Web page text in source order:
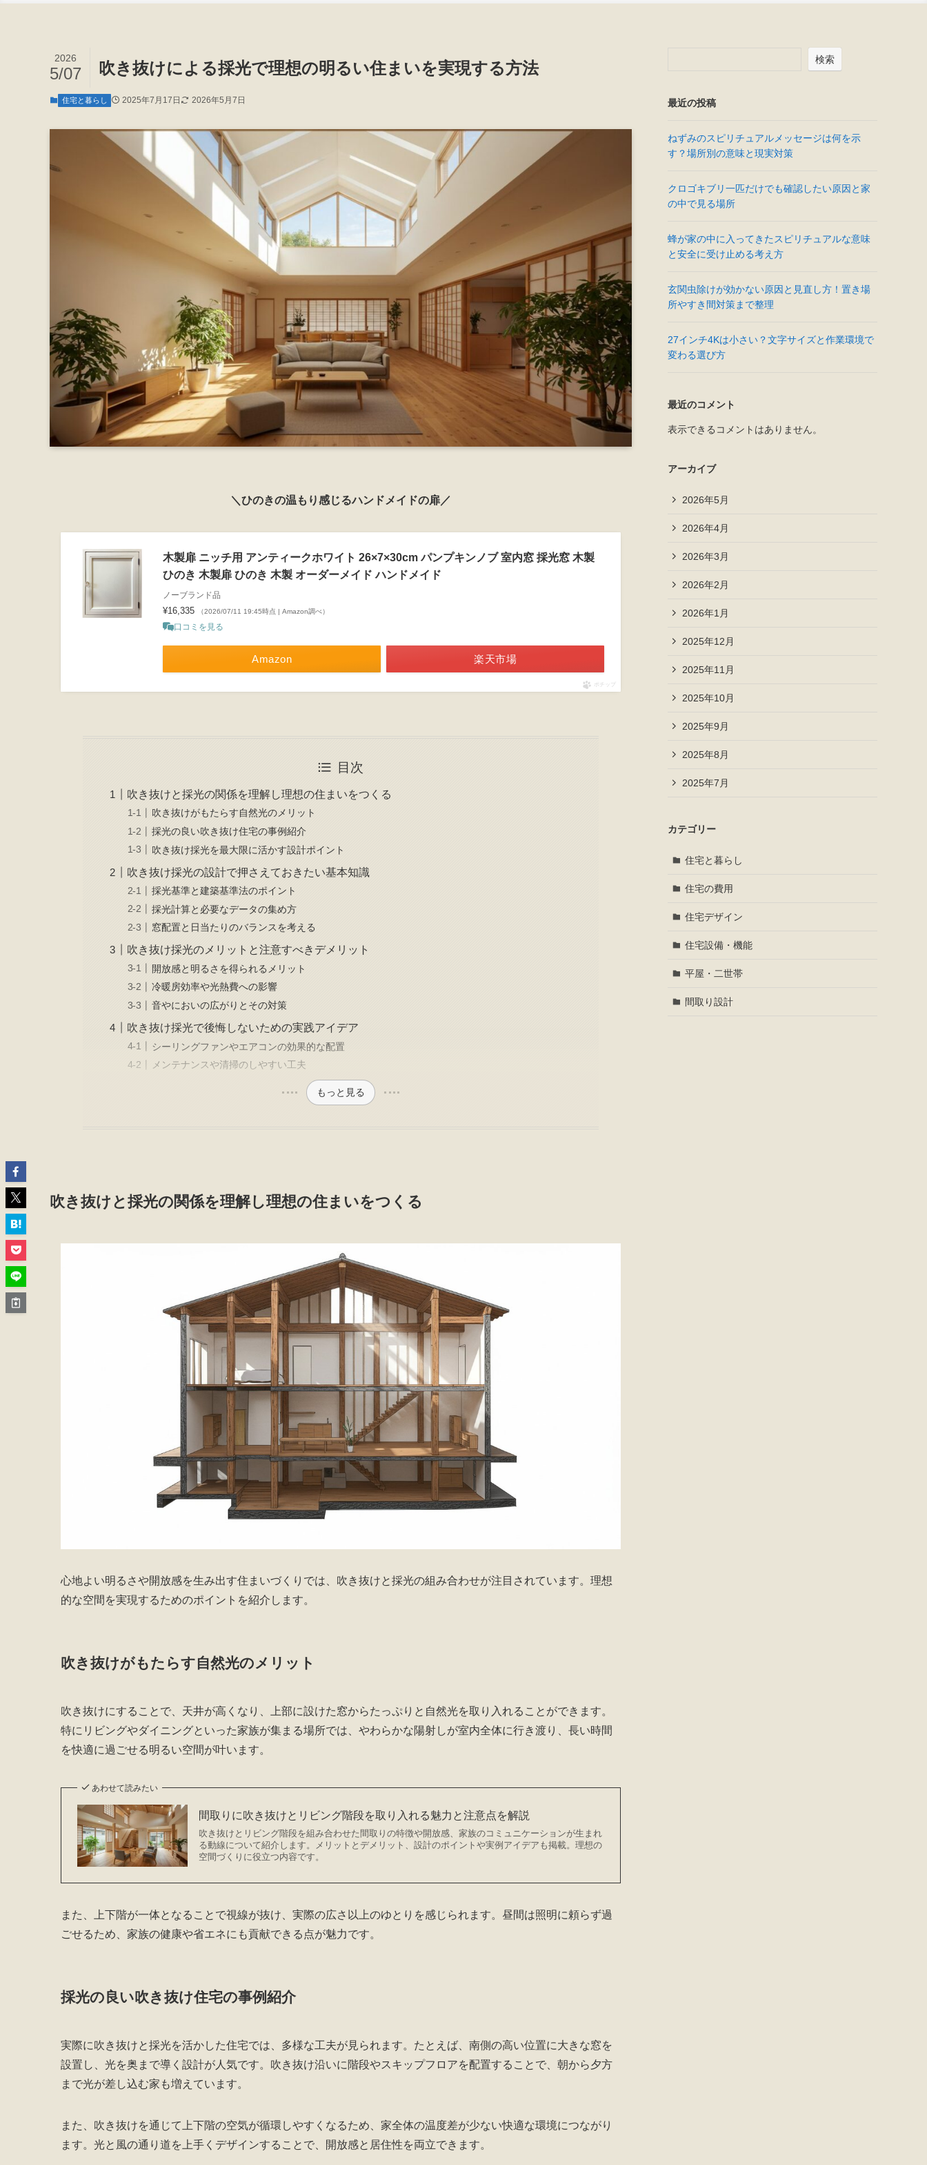
吹き抜けによる採光で理想の明るい住まいを実現する方法
2026
5/07
住宅と暮らし 2025年7月17日 2026年5月7日
＼ひのきの温もり感じるハンドメイドの扉／
木製扉 ニッチ用 アンティークホワイト 26×7×30cm パンプキンノブ 室内窓 採光窓 木製
ひのき 木製扉 ひのき 木製 オーダーメイド ハンドメイド
ノーブランド品
¥16,335 （2026/07/11 19:45時点 | Amazon調べ）
口コミを見る
Amazon 楽天市場
ポチップ
目次
吹き抜けと採光の関係を理解し理想の住まいをつくる
吹き抜けがもたらす自然光のメリット
採光の良い吹き抜け住宅の事例紹介
吹き抜け採光を最大限に活かす設計ポイント
吹き抜け採光の設計で押さえておきたい基本知識
採光基準と建築基準法のポイント
採光計算と必要なデータの集め方
窓配置と日当たりのバランスを考える
吹き抜け採光のメリットと注意すべきデメリット
開放感と明るさを得られるメリット
冷暖房効率や光熱費への影響
音やにおいの広がりとその対策
吹き抜け採光で後悔しないための実践アイデア
シーリングファンやエアコンの効果的な配置
メンテナンスや清掃のしやすい工夫
もっと見る
吹き抜けと採光の関係を理解し理想の住まいをつくる
心地よい明るさや開放感を生み出す住まいづくりでは、吹き抜けと採光の組み合わせが注目されています。理想
的な空間を実現するためのポイントを紹介します。
吹き抜けがもたらす自然光のメリット
吹き抜けにすることで、天井が高くなり、上部に設けた窓からたっぷりと自然光を取り入れることができます。
特にリビングやダイニングといった家族が集まる場所では、やわらかな陽射しが室内全体に行き渡り、長い時間
を快適に過ごせる明るい空間が叶います。
あわせて読みたい
間取りに吹き抜けとリビング階段を取り入れる魅力と注意点を解説
吹き抜けとリビング階段を組み合わせた間取りの特徴や開放感、家族のコミュニケーションが生まれ
る動線について紹介します。メリットとデメリット、設計のポイントや実例アイデアも掲載。理想の
空間づくりに役立つ内容です。
また、上下階が一体となることで視線が抜け、実際の広さ以上のゆとりを感じられます。昼間は照明に頼らず過
ごせるため、家族の健康や省エネにも貢献できる点が魅力です。
採光の良い吹き抜け住宅の事例紹介
実際に吹き抜けと採光を活かした住宅では、多様な工夫が見られます。たとえば、南側の高い位置に大きな窓を
設置し、光を奥まで導く設計が人気です。吹き抜け沿いに階段やスキップフロアを配置することで、朝から夕方
まで光が差し込む家も増えています。
また、吹き抜けを通じて上下階の空気が循環しやすくなるため、家全体の温度差が少ない快適な環境につながり
ます。光と風の通り道を上手くデザインすることで、開放感と居住性を両立できます。
検索
最近の投稿
ねずみのスピリチュアルメッセージは何を示
す？場所別の意味と現実対策
クロゴキブリ一匹だけでも確認したい原因と家
の中で見る場所
蜂が家の中に入ってきたスピリチュアルな意味
と安全に受け止める考え方
玄関虫除けが効かない原因と見直し方！置き場
所やすき間対策まで整理
27インチ4Kは小さい？文字サイズと作業環境で
変わる選び方
最近のコメント
表示できるコメントはありません。
アーカイブ
2026年5月
2026年4月
2026年3月
2026年2月
2026年1月
2025年12月
2025年11月
2025年10月
2025年9月
2025年8月
2025年7月
カテゴリー
住宅と暮らし
住宅の費用
住宅デザイン
住宅設備・機能
平屋・二世帯
間取り設計